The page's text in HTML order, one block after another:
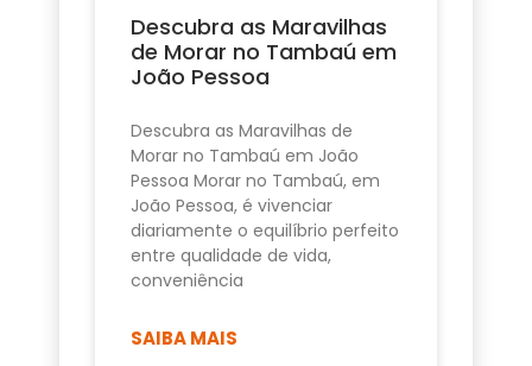
Descubra as Maravilhas
de Morar no Tambaú em
João Pessoa
Descubra as Maravilhas de
Morar no Tambaú em João
Pessoa Morar no Tambaú, em
João Pessoa, é vivenciar
diariamente o equilíbrio perfeito
entre qualidade de vida,
conveniência
SAIBA MAIS